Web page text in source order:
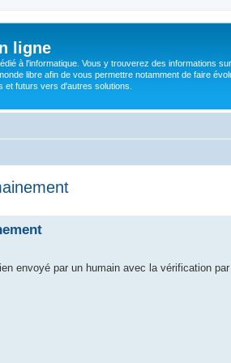
ligne
à l'informatique. Vous y trouverez des informations
libre afin de vous permettre notamment de faire
et futurs vers d'autres solutions.
envoyé par un humain avec la vérification